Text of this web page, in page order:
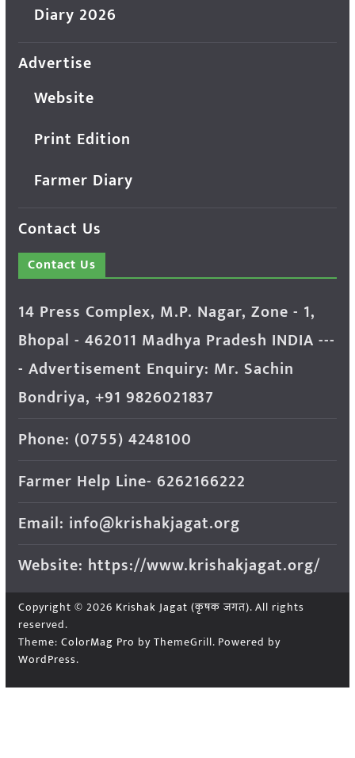
Diary 2026
Advertise
Website
Print Edition
Farmer Diary
Contact Us
Contact Us
14 Press Complex, M.P. Nagar, Zone - 1,
Bhopal - 462011 Madhya Pradesh INDIA ---
- Advertisement Enquiry: Mr. Sachin
Bondriya, +91 9826021837
Phone: (0755) 4248100
Farmer Help Line- 6262166222
Email: info@krishakjagat.org
Website: https://www.krishakjagat.org/
Copyright © 2026 Krishak Jagat (कृषक जगत). All rights
reserved.
Theme: ColorMag Pro by ThemeGrill. Powered by
WordPress.